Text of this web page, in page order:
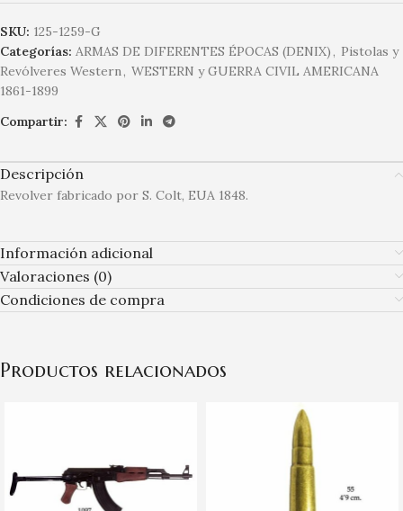
SKU: 125-1259-G
Categorías: ARMAS DE DIFERENTES ÉPOCAS (DENIX), Pistolas y
Revólveres Western, WESTERN y GUERRA CIVIL AMERICANA
1861-1899
Compartir:
Descripción
Revolver fabricado por S. Colt, EUA 1848.
Información adicional
Valoraciones (0)
Condiciones de compra
Productos relacionados